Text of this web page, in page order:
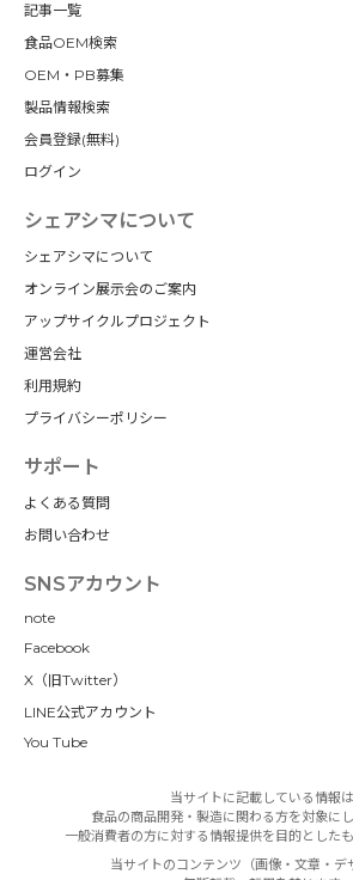
記事一覧
食品OEM検索
OEM・PB募集
製品情報検索
会員登録(無料)
ログイン
シェアシマについて
シェアシマについて
オンライン展示会のご案内
アップサイクルプロジェクト
運営会社
利用規約
プライバシーポリシー
サポート
よくある質問
お問い合わせ
SNSアカウント
note
Facebook
X（旧Twitter）
LINE公式アカウント
You Tube
当サイトに記載している情報は
食品の商品開発・製造に関わる方を対象にし
一般消費者の方に対する情報提供を目的とした
当サイトのコンテンツ（画像・文章・デ